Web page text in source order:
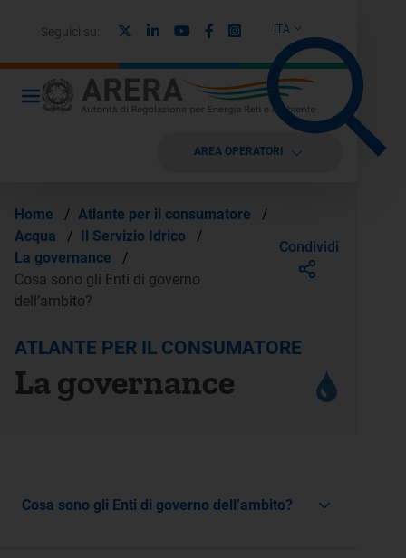
ITA
Seguici su: LinkedinYoutubeFacebook
Instagram
AREA OPERATORI
Home / Atlante per il consumatore
/
Acqua
/ Il Servizio Idrico
/
La governance
/
Cosa sono gli Enti di governo
dell’ambito?
Condividi
ATLANTE PER IL CONSUMATORE
La governance
Cosa sono gli Enti di governo dell’ambito?